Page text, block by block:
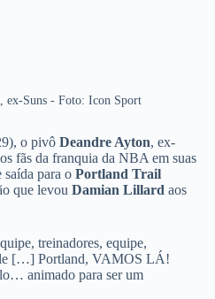
ex-Suns - Foto: Icon Sport
o pivô Deandre Ayton, ex-
fãs da franquia da NBA em suas
saída para o Portland Trail
que levou Damian Lillard aos
treinadores, equipe,
[…] Portland, VAMOS LÁ!
animado para ser um